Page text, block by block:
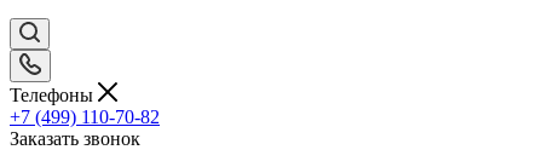
Телефоны
+7 (499) 110-70-82
Заказать звонок